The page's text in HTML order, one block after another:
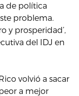
de política
problema.
y prosperidad’,
del IDJ en
volvió a sacar
a mejor